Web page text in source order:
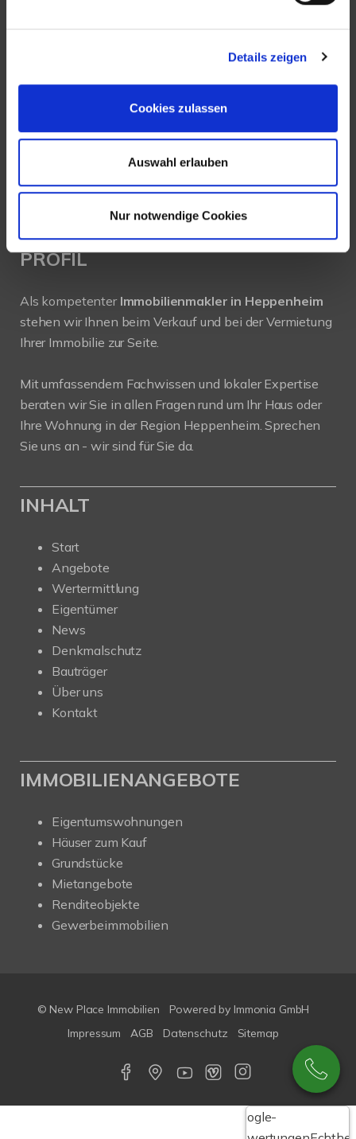
Details zeigen
Cookies zulassen
Auswahl erlauben
Nur notwendige Cookies
+49 6252-305 89 41
Fax: +49 6252-305 89 42
Web:
PROFIL
Als kompetenter Immobilienmakler in Heppenheim
stehen wir Ihnen beim Verkauf und bei der Vermietung
Ihrer Immobilie zur Seite.
Mit umfassendem Fachwissen und lokaler Expertise
beraten wir Sie in allen Fragen rund um Ihr Haus oder
Ihre Wohnung in der Region Heppenheim. Sprechen
Sie uns an - wir sind für Sie da.
INHALT
Start
Angebote
Wertermittlung
Eigentümer
News
Denkmalschutz
Bauträger
Über uns
Kontakt
IMMOBILIENANGEBOTE
Eigentumswohnungen
Häuser zum Kauf
Grundstücke
Mietangebote
Renditeobjekte
Gewerbeimmobilien
© New Place Immobilien
Powered by Immonia GmbH
Impressum
AGB Datenschutz Sitemap
Google-